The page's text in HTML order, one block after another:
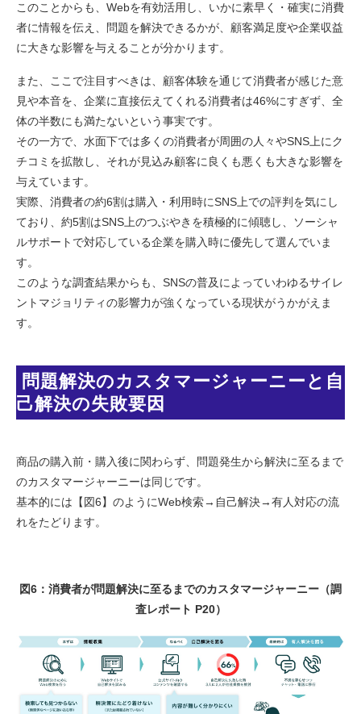
このことからも、Webを有効活用し、いかに素早く・確実に消費
者に情報を伝え、問題を解決できるかが、顧客満足度や企業収益
に大きな影響を与えることが分かります。
また、ここで注目すべきは、顧客体験を通じて消費者が感じた意
見や本音を、企業に直接伝えてくれる消費者は46%にすぎず、全
体の半数にも満たないという事実です。
その一方で、水面下では多くの消費者が周囲の人々やSNS上にク
チコミを拡散し、それが見込み顧客に良くも悪くも大きな影響を
与えています。
実際、消費者の約6割は購入・利用時にSNS上での評判を気にし
ており、約5割はSNS上のつぶやきを積極的に傾聴し、ソーシャ
ルサポートで対応している企業を購入時に優先して選んでいま
す。
このような調査結果からも、SNSの普及によっていわゆるサイレ
ントマジョリティの影響力が強くなっている現状がうかがえま
す。
己解決の失敗要因
商品の購入前・購入後に関わらず、問題発生から解決に至るまで
のカスタマージャーニーは同じです。
基本的には【図6】のようにWeb検索→自己解決→有人対応の流
れをたどります。
図6：消費者が問題解決に至るまでのカスタマージャーニー（調
査レポート P20）